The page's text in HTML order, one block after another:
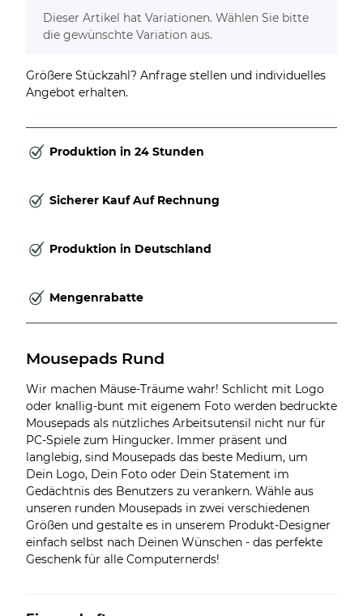
x
Dieser Artikel hat Variationen. Wählen Sie bitte
die gewünschte Variation aus.
Größere Stückzahl? Anfrage stellen und individuelles
Angebot erhalten.
Produktion in 24 Stunden
Sicherer Kauf Auf Rechnung
Produktion in Deutschland
Mengenrabatte
Mousepads Rund
Wir machen Mäuse-Träume wahr! Schlicht mit Logo
oder knallig-bunt mit eigenem Foto werden bedruckte
Mousepads als nützliches Arbeitsutensil nicht nur für
PC-Spiele zum Hingucker. Immer präsent und
langlebig, sind Mousepads das beste Medium, um
Dein Logo, Dein Foto oder Dein Statement im
Gedächtnis des Benutzers zu verankern. Wähle aus
unseren runden Mousepads in zwei verschiedenen
Größen und gestalte es in unserem Produkt-Designer
einfach selbst nach Deinen Wünschen - das perfekte
Geschenk für alle Computernerds!